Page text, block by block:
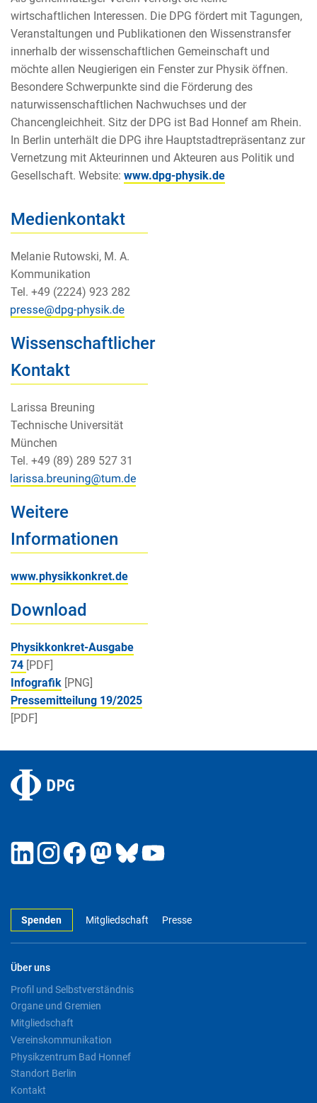
wirtschaftlichen Interessen. Die DPG fördert mit Tagungen,
Veranstaltungen und Publikationen den Wissenstransfer
innerhalb der wissenschaftlichen Gemeinschaft und
möchte allen Neugierigen ein Fenster zur Physik öffnen.
Besondere Schwerpunkte sind die Förderung des
naturwissenschaftlichen Nachwuchses und der
Chancengleichheit. Sitz der DPG ist Bad Honnef am Rhein.
In Berlin unterhält die DPG ihre Hauptstadtrepräsentanz zur
Vernetzung mit Akteurinnen und Akteuren aus Politik und
Gesellschaft. Website: www.dpg-physik.de
Medienkontakt
Melanie Rutowski, M. A.
Kommunikation
Tel. +49 (2224) 923 282
Wissenschaftlicher
Kontakt
Larissa Breuning
Technische Universität
München
Tel. +49 (89) 289 527 31
Weitere
Informationen
www.physikkonkret.de
Download
Physikkonkret-Ausgabe
74 [PDF]
Infografik [PNG]
Pressemitteilung 19/2025
[PDF]
Spenden Mitgliedschaft Presse
Über uns
Profil und Selbstverständnis
Organe und Gremien
Mitgliedschaft
Vereinskommunikation
Physikzentrum Bad Honnef
Standort Berlin
Kontakt